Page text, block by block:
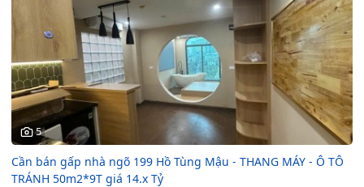
5
Cần bán gấp nhà ngõ 199 Hồ Tùng Mậu - THANG MÁY - Ô TÔ
TRÁNH 50m2*9T giá 14.x Tỷ